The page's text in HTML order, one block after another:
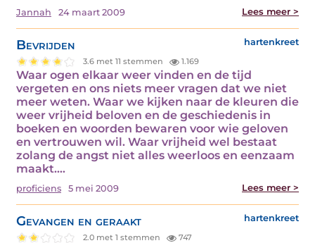
Jannah 24 maart 2009 Lees meer >
Bevrijden hartenkreet
3.6 met 11 stemmen 1.169
Waar ogen elkaar weer vinden en de tijd
vergeten en ons niets meer vragen dat we niet
meer weten. Waar we kijken naar de kleuren die
weer vrijheid beloven en de geschiedenis in
boeken en woorden bewaren voor wie geloven
en vertrouwen wil. Waar vrijheid wel bestaat
zolang de angst niet alles weerloos en eenzaam
maakt.…
proficiens 5 mei 2009 Lees meer >
Gevangen en geraakt hartenkreet
2.0 met 1 stemmen 747